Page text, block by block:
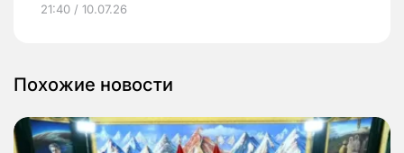
21:40 / 10.07.26
Похожие новости